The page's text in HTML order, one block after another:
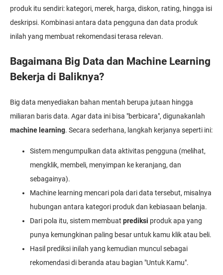
produk itu sendiri: kategori, merek, harga, diskon, rating, hingga isi
deskripsi. Kombinasi antara data pengguna dan data produk
inilah yang membuat rekomendasi terasa relevan.
Bagaimana Big Data dan Machine Learning
Bekerja di Baliknya?
Big data menyediakan bahan mentah berupa jutaan hingga
miliaran baris data. Agar data ini bisa "berbicara", digunakanlah
machine learning. Secara sederhana, langkah kerjanya seperti ini:
Sistem mengumpulkan data aktivitas pengguna (melihat,
mengklik, membeli, menyimpan ke keranjang, dan
sebagainya).
Machine learning mencari pola dari data tersebut, misalnya
hubungan antara kategori produk dan kebiasaan belanja.
Dari pola itu, sistem membuat prediksi produk apa yang
punya kemungkinan paling besar untuk kamu klik atau beli.
Hasil prediksi inilah yang kemudian muncul sebagai
rekomendasi di beranda atau bagian "Untuk Kamu".